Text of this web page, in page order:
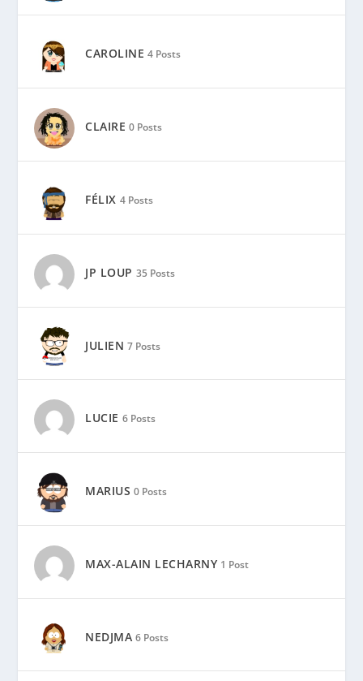
CAROLINE 4 Posts
CLAIRE 0 Posts
FÉLIX 4 Posts
JP LOUP 35 Posts
JULIEN 7 Posts
LUCIE 6 Posts
MARIUS 0 Posts
MAX-ALAIN LECHARNY 1 Post
NEDJMA 6 Posts